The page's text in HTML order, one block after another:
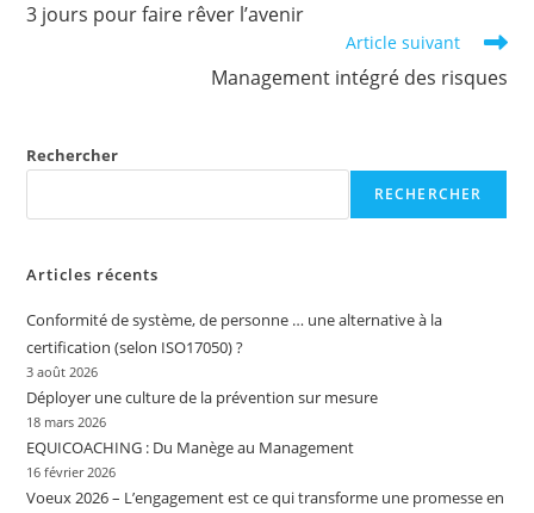
articles
3 jours pour faire rêver l’avenir
Article suivant
Management intégré des risques
Rechercher
RECHERCHER
Articles récents
Conformité de système, de personne … une alternative à la
certification (selon ISO17050) ?
3 août 2026
Déployer une culture de la prévention sur mesure
18 mars 2026
EQUICOACHING : Du Manège au Management
16 février 2026
Voeux 2026 – L’engagement est ce qui transforme une promesse en